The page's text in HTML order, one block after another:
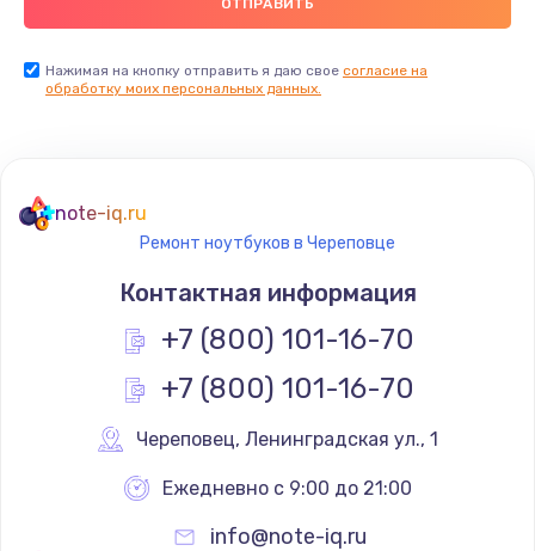
Нажимая на кнопку отправить я даю свое согласие на
обработку моих персональных данных.
note-iq.ru
Ремонт ноутбуков в Череповце
Контактная информация
+7 (800) 101-16-70
+7 (800) 101-16-70
Череповец, Ленинградская ул., 1
Ежедневно с 9:00 до 21:00
info@note-iq.ru